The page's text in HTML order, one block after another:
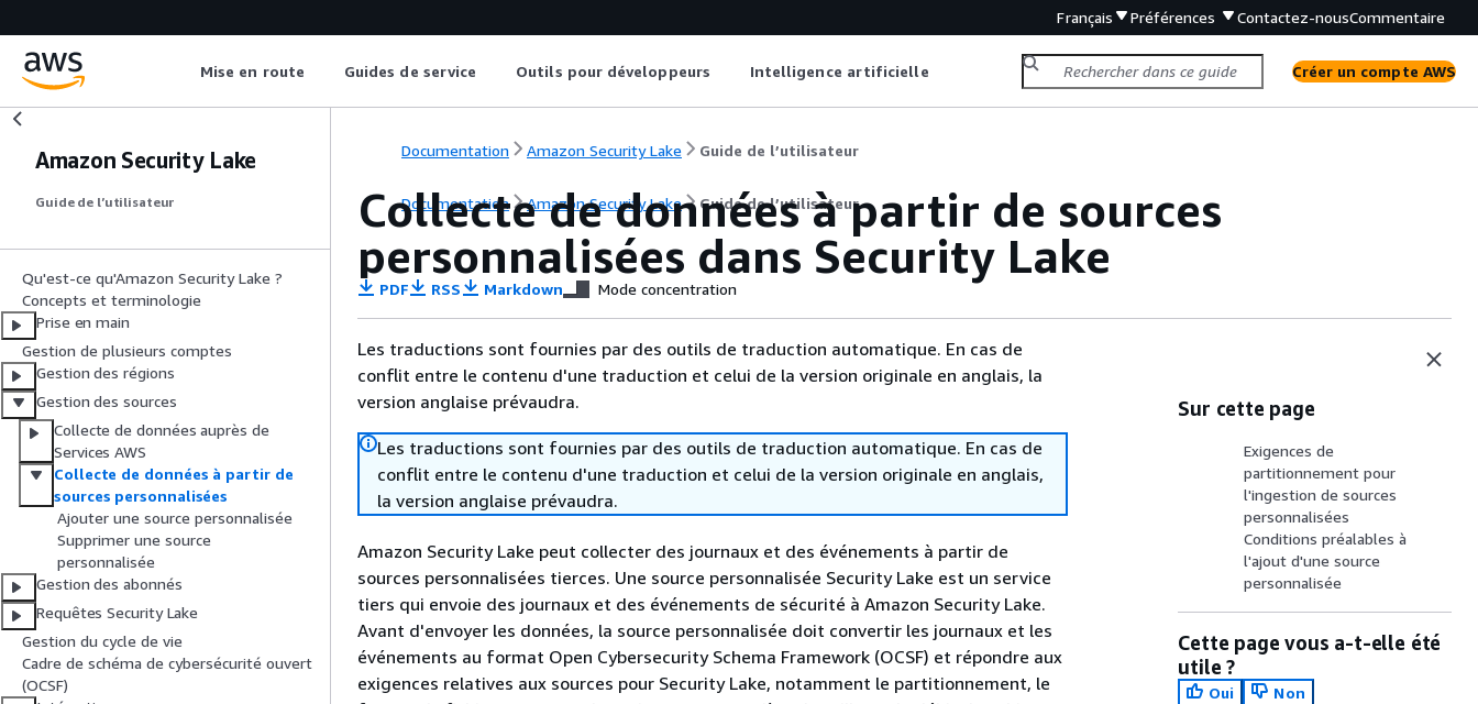
Français Préférences Contactez-nousCommentaire
Mise en route Guides de service Outils pour développeurs Intelligence artificielle Créer un compte AWS
Amazon Security Lake
Guide de l’utilisateur
Qu'est-ce qu'Amazon Security Lake ?
Concepts et terminologie
Prise en main
Gestion de plusieurs comptes
Gestion des régions
Gestion des sources
Collecte de données auprès de
Services AWS
Collecte de données à partir de
sources personnalisées
Ajouter une source personnalisée
Supprimer une source
personnalisée
Gestion des abonnés
Requêtes Security Lake
Gestion du cycle de vie
Cadre de schéma de cybersécurité ouvert
(OCSF)
Documentation Amazon Security Lake Guide de l’utilisateur
Documentation Amazon Security Lake Guide de l’utilisateur
Collecte de données à partir de sources
personnalisées dans Security Lake
PDF RSS Markdown Mode concentration
Les traductions sont fournies par des outils de traduction automatique. En cas de
conflit entre le contenu d'une traduction et celui de la version originale en anglais, la
version anglaise prévaudra.
Les traductions sont fournies par des outils de traduction automatique. En cas de
conflit entre le contenu d'une traduction et celui de la version originale en anglais,
la version anglaise prévaudra.
Amazon Security Lake peut collecter des journaux et des événements à partir de
sources personnalisées tierces. Une source personnalisée Security Lake est un service
tiers qui envoie des journaux et des événements de sécurité à Amazon Security Lake.
Avant d'envoyer les données, la source personnalisée doit convertir les journaux et les
événements au format Open Cybersecurity Schema Framework (OCSF) et répondre aux
exigences relatives aux sources pour Security Lake, notamment le partitionnement, le
Sur cette page
Exigences de
partitionnement pour
l'ingestion de sources
personnalisées
Conditions préalables à
l'ajout d'une source
personnalisée
Cette page vous a-t-elle été
utile ?
Oui
Non